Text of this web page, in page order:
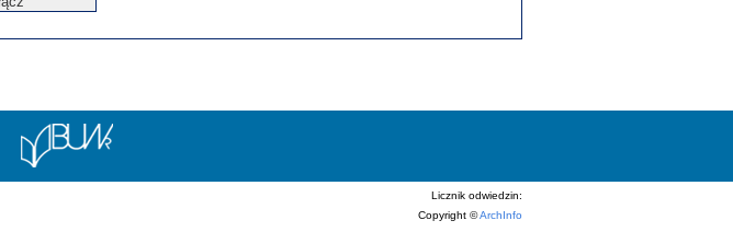
Licznik odwiedzin:
Copyright ©ArchInfo